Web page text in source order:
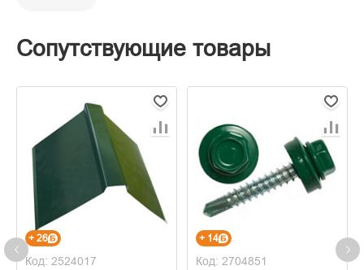
Сопутствующие товары
+ 26
Код: 2524017
+ 14
Код: 2704851